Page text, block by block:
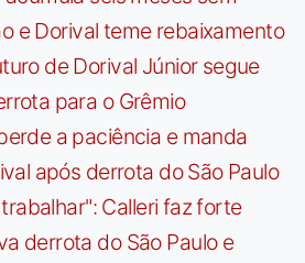
e Dorival teme rebaixamento
de Dorival Júnior segue
para o Grêmio
a paciência e manda
após derrota do São Paulo
Calleri faz forte
derrota do São Paulo e